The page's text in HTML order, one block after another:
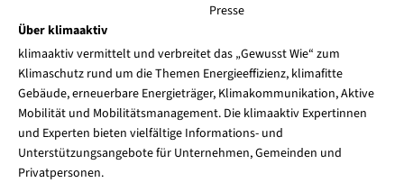
Presse
Über klimaaktiv
klimaaktiv vermittelt und verbreitet das „Gewusst Wie“ zum
Klimaschutz rund um die Themen Energieeffizienz, klimafitte
Gebäude, erneuerbare Energieträger, Klimakommunikation, Aktive
Mobilität und Mobilitätsmanagement. Die klimaaktiv Expertinnen
und Experten bieten vielfältige Informations- und
Unterstützungsangebote für Unternehmen, Gemeinden und
Privatpersonen.